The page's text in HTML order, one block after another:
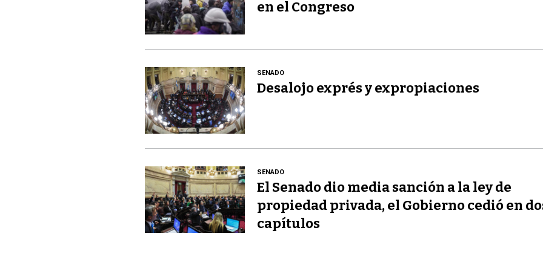
en el Congreso
SENADO
Desalojo exprés y expropiaciones
SENADO
El Senado dio media sanción a la ley de
propiedad privada, el Gobierno cedió en
capítulos